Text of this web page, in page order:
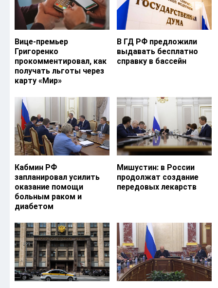
Вице-премьер
Григоренко
прокомментировал, как
получать льготы через
карту «Мир»
В ГД РФ предложили
выдавать бесплатно
справку в бассейн
Кабмин РФ
запланировал усилить
оказание помощи
больным раком и
диабетом
Мишустин: в России
продолжат создание
передовых лекарств